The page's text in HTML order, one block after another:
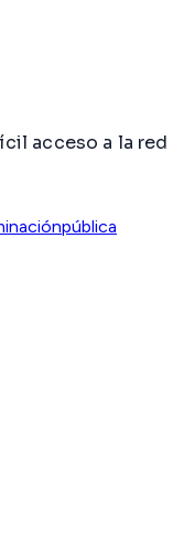
acceso a la red